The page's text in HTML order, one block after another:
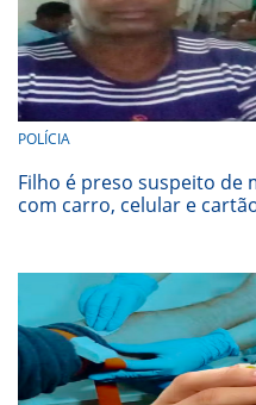
POLÍCIA
Filho é preso suspeito de
com carro, celular e